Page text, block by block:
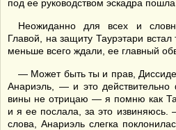
под ее руководством эскадра
Неожиданно для всех и
Главой, на защиту Таурэтари встал
меньше всего ждали, ее главный
— Может быть ты и прав,
Анариэль, — и это
вины не отрицаю — я помню как
и я ее послала, за это
слова, Анариэль слегка